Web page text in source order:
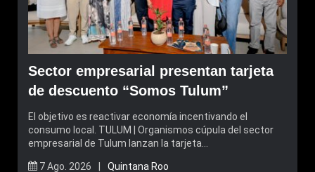
Sector empresarial presentan tarjeta
de descuento “Somos Tulum”
El objetivo es reactivar economía incentivando el
consumo local. TULUM | Organismos cúpula del sector
empresarial de Tulum lanzan la tarjeta…
7 Ago. 2026 | Quintana Roo